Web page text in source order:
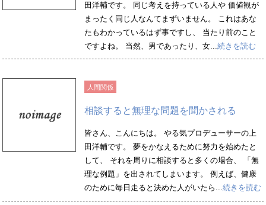
田洋輔です。 同じ考えを持っている人や 価値観が
まったく同じ人なんてまずいません。 これはあな
たもわかっているはず事ですし、 当たり前のこと
ですよね。 当然、男であったり、女...続きを読む
人間関係
相談すると無理な問題を聞かされる
皆さん、こんにちは。 やる気プロデューサーの上
田洋輔です。 夢をかなえるために努力を始めたと
して、 それを周りに相談すると多くの場合、 「無
理な例題」を出されてしまいます。 例えば、健康
のために毎日走ると決めた人がいたら...続きを読む